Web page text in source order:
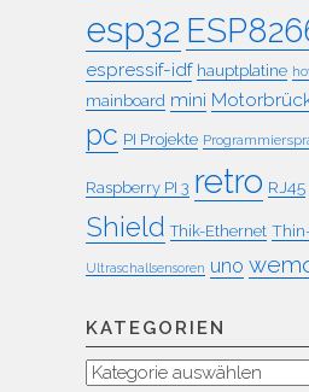
esp32
espressif-idf hauptplatine
mainboard mini
pc PI Projekte
Raspberry PI 3 retro RJ45
Shield Thik-Ethernet
Ultraschallsensoren uno
KATEGORIEN
Kategorien